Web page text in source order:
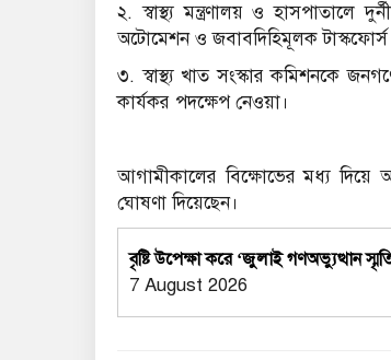
২. স্বাস্থ্য মন্ত্রণালয় ও হাসপাতালে
অটোমেশন ও জবাবদিহিমূলক
৩. স্বাস্থ্য খাত সংস্কার কমিশনকে
কার্যকর পদক্ষেপ নেওয়া।
আগামীকালের বিক্ষোভের মধ্য
ঘোষণা দিয়েছেন।
বৃষ্টি উপেক্ষা করে ‘জুলাই গণঅভ্যুত্থান
7 August 2026